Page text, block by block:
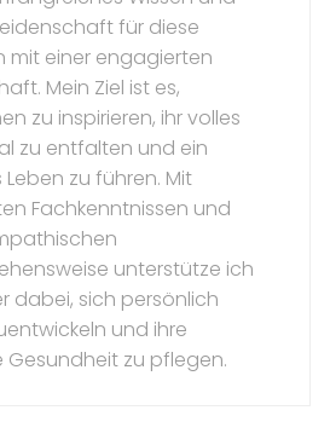
für diese
mit einer engagierten
Mein Ziel ist es,
zu inspirieren, ihr volles
zu entfalten und ein
Leben zu führen. Mit
Fachkenntnissen und
unterstütze ich
dabei, sich persönlich
und ihre
Gesundheit zu pflegen.